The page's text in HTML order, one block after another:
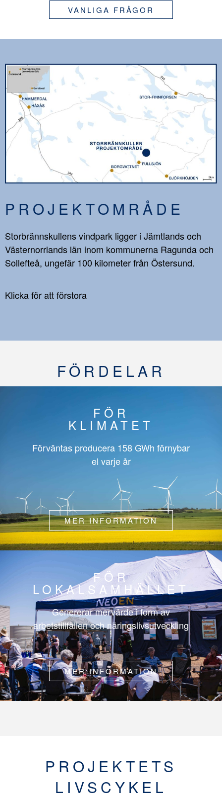
VANLIGA FRÅGOR
PROJEKTOMRÅDE
Storbrännskullens vindpark ligger i Jämtlands och
Västernorrlands län inom kommunerna Ragunda och
Sollefteå, ungefär 100 kilometer från Östersund.
Klicka för att förstora
FÖRDELAR
FÖR
KLIMATET
Förväntas producera 158 GWh förnybar
el varje år
MER INFORMATION
FÖR
LOKALSAMHÄLLET
Genererar mervärde i form av
arbetstillfällen och näringslivsutveckling
MER INFORMATION
PROJEKTETS
LIVSCYKEL